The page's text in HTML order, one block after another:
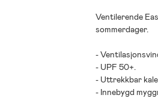
Ventilerende
sommerdager.
-
- UPF 50+.
- Uttrekkbar
- Innebygd